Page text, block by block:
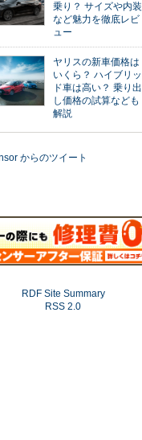
乗り？ サイズや内装
など魅力を徹底レビ
ュー
ヤリスの新車価格は
いくら？ ハイブリッ
ド車は高い？ 乗り出
し価格の試算なども
解説
からのツイート
RDF Site Summary
RSS 2.0